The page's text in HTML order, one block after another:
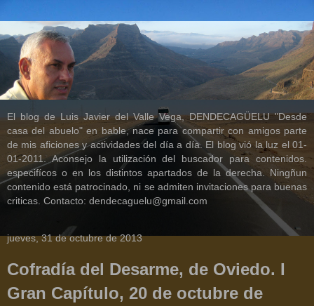
El blog de Luis Javier del Valle Vega, DENDECAGÜELU "Desde
casa del abuelo" en bable, nace para compartir con amigos parte
de mis aficiones y actividades del día a día. El blog vió la luz el 01-
01-2011. Aconsejo la utilización del buscador para contenidos.
especifícos o en los distintos apartados de la derecha. Ningñun
contenido está patrocinado, ni se admiten invitaciones para buenas
criticas. Contacto: dendecaguelu@gmail.com
jueves, 31 de octubre de 2013
Cofradía del Desarme, de Oviedo. I
Gran Capítulo, 20 de octubre de